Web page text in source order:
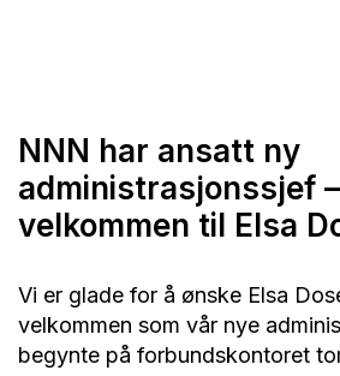
NNN har ansatt ny
administrasjonssjef –
velkommen til Elsa
Vi er glade for å ønske Elsa
velkommen som vår nye
begynte på forbundskontoret